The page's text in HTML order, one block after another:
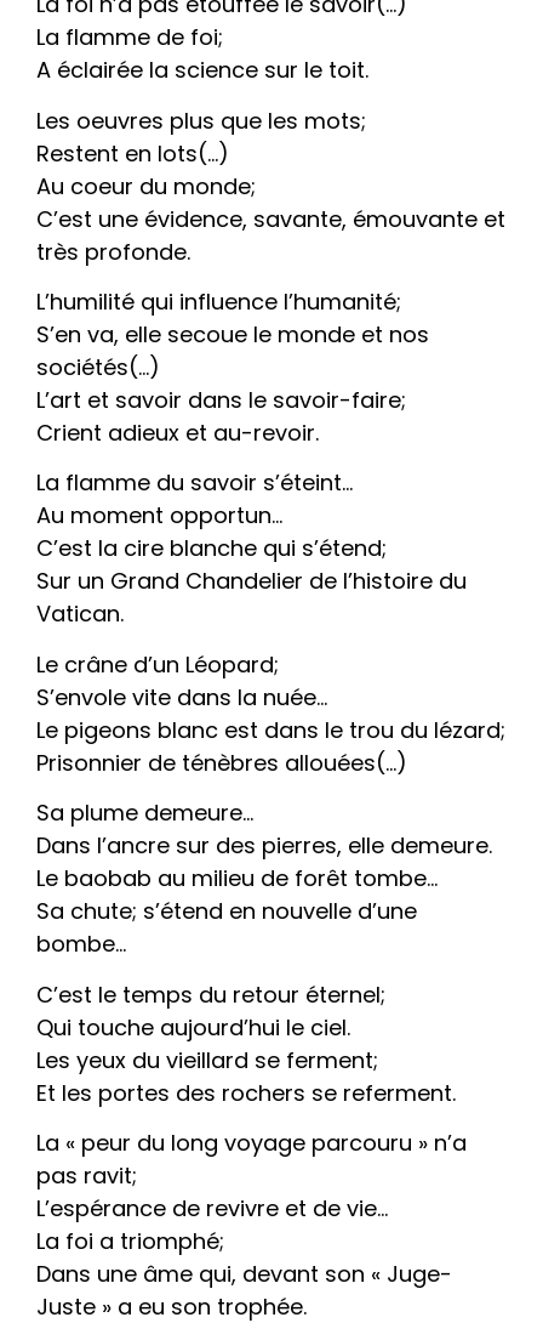
La flamme de foi;
A éclairée la science sur le toit.
Les oeuvres plus que les mots;
Restent en lots(…)
Au coeur du monde;
C’est une évidence, savante, émouvante et
très profonde.
L’humilité qui influence l’humanité;
S’en va, elle secoue le monde et nos
sociétés(…)
L’art et savoir dans le savoir-faire;
Crient adieux et au-revoir.
La flamme du savoir s’éteint…
Au moment opportun…
C’est la cire blanche qui s’étend;
Sur un Grand Chandelier de l’histoire du
Vatican.
Le crâne d’un Léopard;
S’envole vite dans la nuée…
Le pigeons blanc est dans le trou du lézard;
Prisonnier de ténèbres allouées(…)
Sa plume demeure…
Dans l’ancre sur des pierres, elle demeure.
Le baobab au milieu de forêt tombe…
Sa chute; s’étend en nouvelle d’une
bombe…
C’est le temps du retour éternel;
Qui touche aujourd’hui le ciel.
Les yeux du vieillard se ferment;
Et les portes des rochers se referment.
La « peur du long voyage parcouru » n’a
pas ravit;
L’espérance de revivre et de vie…
La foi a triomphé;
Dans une âme qui, devant son « Juge-
Juste » a eu son trophée.